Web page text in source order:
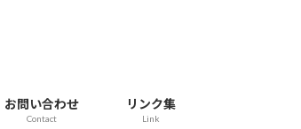
お問い合わせ
Contact
リンク集
Link